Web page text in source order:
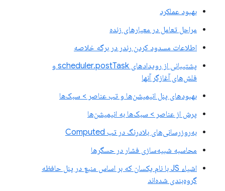
بهبود عملکرد
مراحل تعامل در معیارهای زنده
اطلاعات مسدود کردن رندر در برگه خلاصه
پشتیبانی از رویدادهای scheduler.postTask و
فلش‌های آغازگر آنها
بهبودهای پنل انیمیشن‌ها و تب عناصر > سبک‌ها
پرش از عناصر > سبک‌ها به انیمیشن‌ها
به‌روزرسانی‌های بلادرنگ در تب Computed
محاسبه شبیه‌سازی فشار در حسگرها
اشیاء JS با نام یکسان که بر اساس منبع در پنل حافظه
گروه‌بندی شده‌اند